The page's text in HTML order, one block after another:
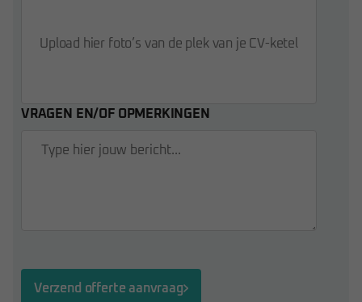
Upload hier foto’s van de plek van je CV-ketel
VRAGEN EN/OF OPMERKINGEN
Verzend offerte aanvraag